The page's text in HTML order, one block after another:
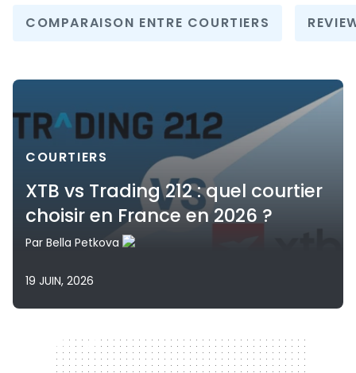
COMPARAISON ENTRE COURTIERS
COURTIERS
XTB vs Trading 212 : quel courtier
choisir en France en 2026 ?
Par Bella Petkova
19 JUIN, 2026
320 x 50